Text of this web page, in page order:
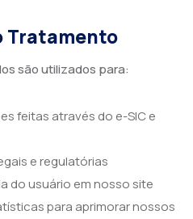
Tratamento
são utilizados para:
feitas através do e-SIC e
e regulatórias
do usuário em nosso site
para aprimorar nossos